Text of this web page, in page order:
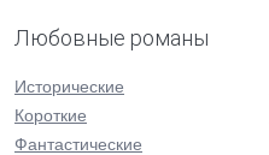
Любовные романы
Исторические
Короткие
Фантастические